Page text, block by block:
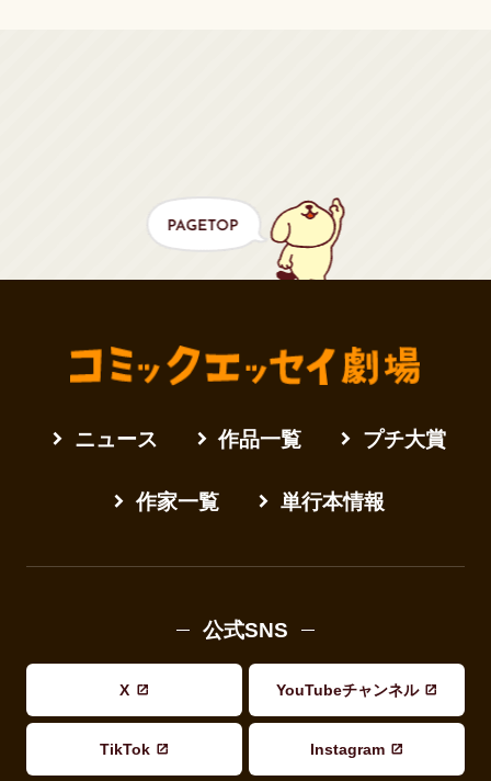
ニュース 作品一覧 プチ大賞
作家一覧 単行本情報
公式SNS
X YouTubeチャンネル
TikTok Instagram